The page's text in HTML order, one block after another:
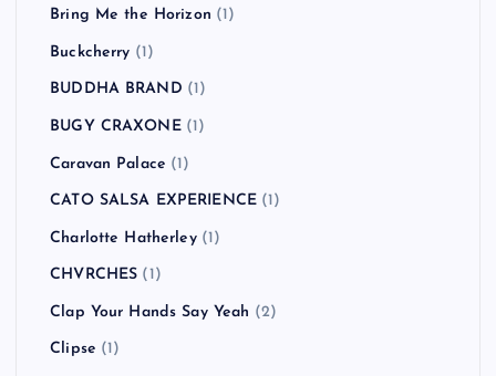
Bring Me the Horizon (1)
Buckcherry (1)
BUDDHA BRAND (1)
BUGY CRAXONE(1)
Caravan Palace (1)
CATO SALSA EXPERIENCE (1)
Charlotte Hatherley(1)
CHVRCHES (1)
Clap Your Hands Say Yeah (2)
Clipse (1)